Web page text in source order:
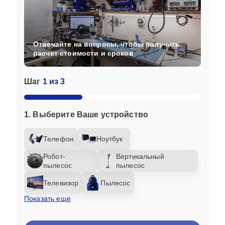
Шаг 1 из 3
1. Выберите Ваше устройство
Телефон Ноутбук
Робот-
пылесос
Вертикальный
пылесос
Телевизор
Пылесос
Показать еще
Отвечайте на вопросы, чтобы получить
расчет стоимости и сроков